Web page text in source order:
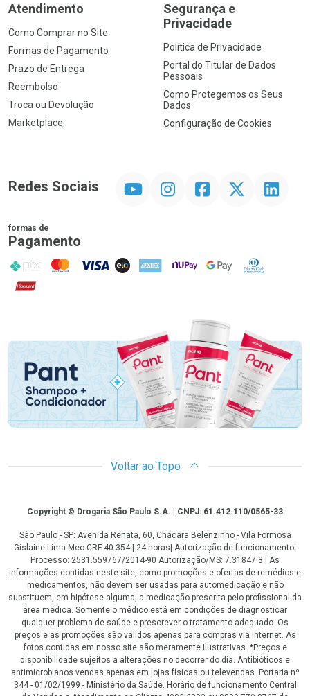
Atendimento
Como Comprar no Site
Formas de Pagamento
Prazo de Entrega
Reembolso
Troca ou Devolução
Marketplace
Segurança e
Privacidade
Política de Privacidade
Portal do Titular de Dados
Pessoais
Como Protegemos os Seus
Dados
Configuração de Cookies
Redes Sociais InstagramFacebook Linkedin
formas de
Pagamento
PIX MasterCard
VISA ELO AMEX NuPay Google PayDiners Club
Hipercard
Promoção em Destaque
Voltar ao Topo
CopyrightCopyright © Drogaria São Paulo S.A. | CNPJ: 61.412.110/0565-33
São Paulo - SP: Avenida Renata, 60, Chácara Belenzinho - Vila Formosa
Gislaine Lima Meo CRF 40.354 | 24 horas| Autorização de funcionamento:
Processo: 2531.559767/2014-90 Autorização/MS: 7.31847.3 | As
informações contidas neste site, como promoções e ofertas de remédios e
medicamentos, não devem ser usadas para automedicação e não
substituem, em hipótese alguma, a medicação prescrita pelo profissional da
área médica. Somente o médico está em condições de diagnosticar
qualquer problema de saúde e prescrever o tratamento adequado. Os
preços e as promoções são válidos apenas para compras via internet. As
fotos contidas em nosso site são meramente ilustrativas. *Preços e
disponibilidade sujeitos a alterações no decorrer do dia. Antibióticos e
antimicrobianos vendas apenas em lojas físicas ou televendas. Portaria nº
344 - 01/02/1999 - Ministério da Saúde. Horário de funcionamento Central